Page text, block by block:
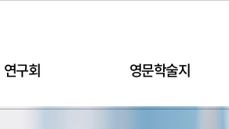
연구회 영문학술지